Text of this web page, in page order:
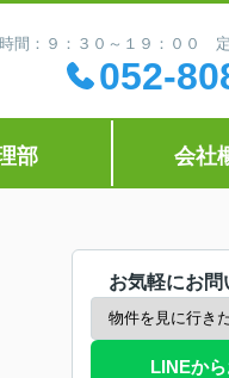
間：９：３０～１９：００
052-
部 会社
お気軽にお
LINEか